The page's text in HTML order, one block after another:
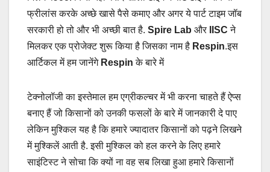
फ्रीलांस करके अच्छे खासे पैसे कमाए और अगर ये पार्ट टाइम जॉब
सरकारी हो तो और भी अच्छी बात है. Spire Lab और IISC ने
मिलकर एक प्रोजेक्ट शुरू किया है जिसका नाम है Respin.इस
आर्टिकल में हम जानेंगे Respin के बारे में
टेक्नोलॉजी का इस्तेमाल हम एग्रीकल्चर में भी करना चाहते हैं ऐप्स
बनाए हैं जो किसानों को उनकी फसलों के बारे में जानकारी दे पाए
लेकिन मुश्किल यह है कि हमारे ज्यादातर किसानों को पढ़ने लिखने
में मुश्किलें आती है. इसी मुश्किल को हल करने के लिए हमारे
साइंटिस्ट ने सोचा कि क्यों ना वह सब लिखा हुआ हमारे किसानों